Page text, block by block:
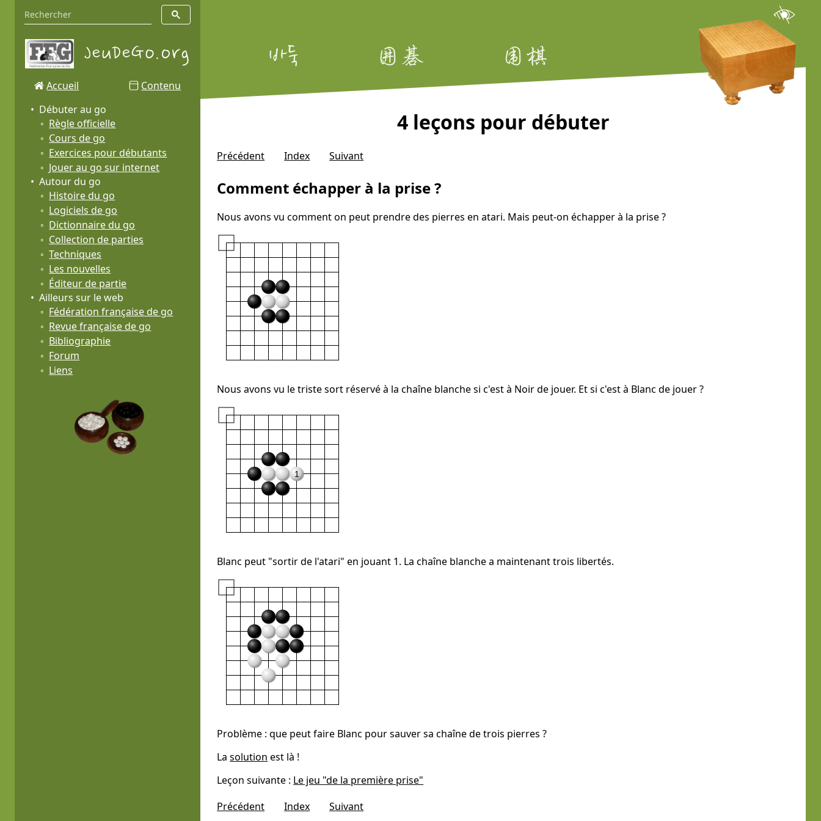
Accueil
Contenu
Débuter au go
Règle officielle
Cours de go
Exercices pour débutants
Jouer au go sur internet
Autour du go
Histoire du go
Logiciels de go
Dictionnaire du go
Collection de parties
Techniques
Les nouvelles
Éditeur de partie
Ailleurs sur le web
Fédération française de go
Revue française de go
Bibliographie
Forum
Liens
4 leçons pour débuter
Précédent Index Suivant
Comment échapper à la prise ?
Nous avons vu comment on peut prendre des pierres en atari. Mais peut-on échapper à la prise ?
Nous avons vu le triste sort réservé à la chaîne blanche si c'est à Noir de jouer. Et si c'est à Blanc de jouer ?
1
Blanc peut "sortir de l'atari" en jouant 1. La chaîne blanche a maintenant trois libertés.
Problème : que peut faire Blanc pour sauver sa chaîne de trois pierres ?
Lasolution est là !
Leçon suivante : Le jeu "de la première prise"
Précédent
Index Suivant